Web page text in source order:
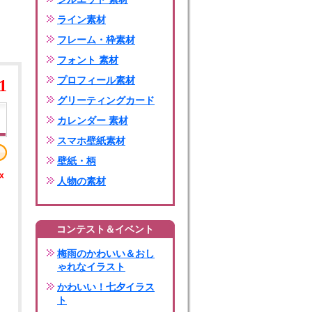
ライン素材
フレーム・枠素材
フォント 素材
プロフィール素材
グリーティングカード
カレンダー 素材
スマホ壁紙素材
壁紙・柄
人物の素材
コンテスト＆イベント
梅雨のかわいい＆おし
ゃれなイラスト
かわいい！七夕イラス
ト